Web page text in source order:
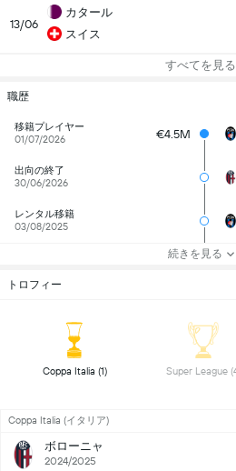
13/06
カタール
スイス
すべてを見る
職歴
移籍プレイヤー
01/07/2026
€4.5M
出向の終了
30/06/2026
レンタル移籍
03/08/2025
続きを見る
トロフィー
Coppa Italia (1)
Coppa Italia (イタリア)
ボローニャ
2024/2025